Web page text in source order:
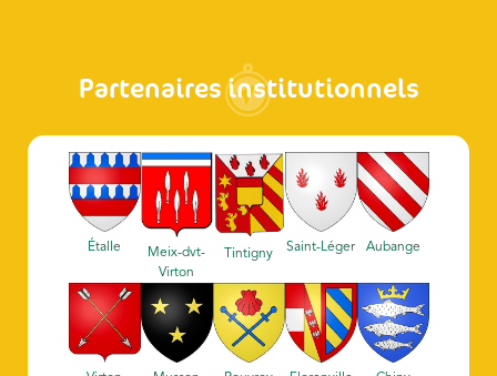
Partenaires institutionnels
Étalle
Meix-dvt-
Virton
Tintigny Saint-Léger Aubange